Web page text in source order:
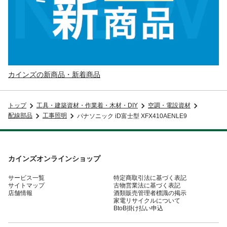
カインズの新商品・新着商品
トップ 工具・建築資材・作業着・木材・DIY
空調・電設資材
配線部品
工事照明 パナソニック iD富士型 XFX410AENLE9
カインズオンラインショップ
サービス一覧
サイトマップ
店舗情報
特定商取引法に基づく表記
古物営業法に基づく表記
酒類販売管理者標識の掲示
家電リサイクルについて
BtoB掛け払い申込